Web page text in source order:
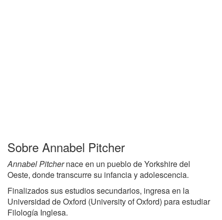
Sobre Annabel Pitcher
Annabel Pitchernace en un pueblo de Yorkshire del
Oeste, donde transcurre su infancia y adolescencia.
Finalizados sus estudios secundarios, ingresa en la
Universidad de Oxford (University of Oxford) para estudiar
Filología Inglesa.